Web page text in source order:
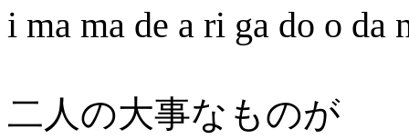
i ma ma de a ri ga do o da
二人の大事なものが